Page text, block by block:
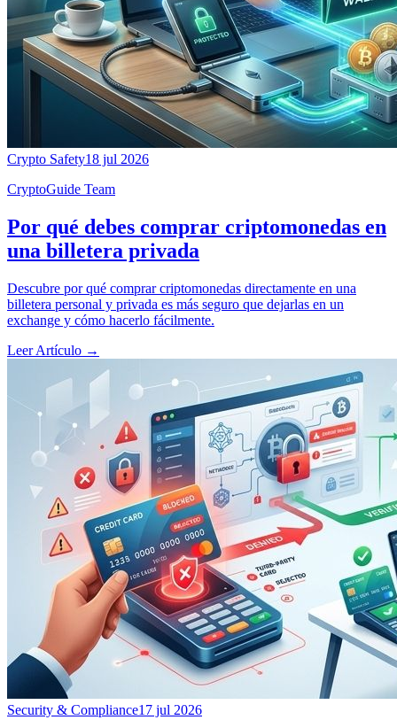
Crypto Safety18 jul 2026
CryptoGuide Team
Por qué debes comprar criptomonedas en
una billetera privada
Descubre por qué comprar criptomonedas directamente en una
billetera personal y privada es más seguro que dejarlas en un
exchange y cómo hacerlo fácilmente.
Leer Artículo →
Security & Compliance17 jul 2026